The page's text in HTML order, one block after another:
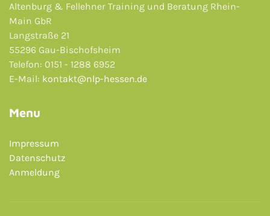
Altenburg & Fellehner Training und Beratung Rhein-
Main GbR
Langstraße 21
55296 Gau-Bischofsheim
Telefon: 0151 - 1288 6952
E-Mail: kontakt@nlp-hessen.de
Menu
Impressum
Datenschutz
Anmeldung